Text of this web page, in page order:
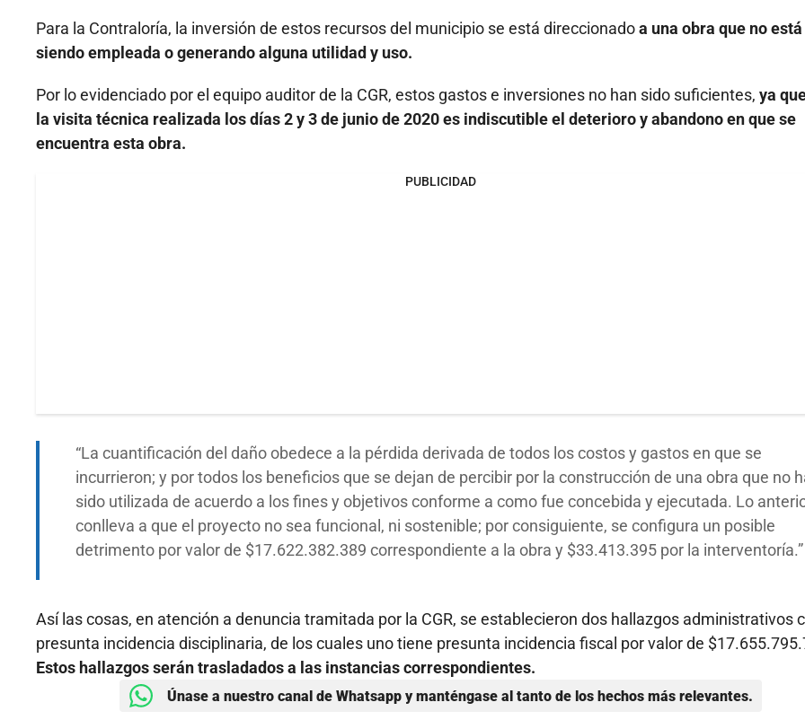
Para la Contraloría, la inversión de estos recursos del municipio se está direccionadoa una obra que no está
siendo empleada o generando alguna utilidad y uso.
Por lo evidenciado por el equipo auditor de la CGR, estos gastos e inversiones no han sido suficientes, ya
la visita técnica realizada los días 2 y 3 de junio de 2020 es indiscutible el deterioro y abandono en que se
encuentra esta obra.
PUBLICIDAD
La cuantificación del daño obedece a la pérdida derivada de todos los costos y gastos en que se
incurrieron; y por todos los beneficios que se dejan de percibir por la construcción de una obra que no
sido utilizada de acuerdo a los fines y objetivos conforme a como fue concebida y ejecutada. Lo
conlleva a que el proyecto no sea funcional, ni sostenible; por consiguiente, se configura un posible
detrimento por valor de $17.622.382.389 correspondiente a la obra y $33.413.395 por la interventoría.
Así las cosas, en atención a denuncia tramitada por la CGR, se establecieron dos hallazgos administrativos
presunta incidencia disciplinaria, de los cuales uno tiene presunta incidencia fiscal por valor de
Estos hallazgos serán trasladados a las instancias correspondientes.
Únase a nuestro canal de Whatsapp y manténgase al tanto de los hechos más relevantes.